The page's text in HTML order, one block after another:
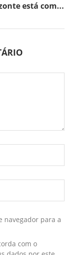
está com...
navegador para a
com o